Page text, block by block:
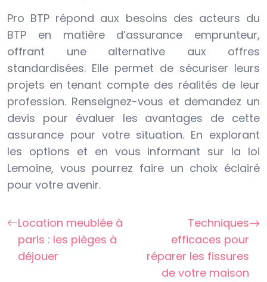
Pro BTP répond aux besoins des acteurs du
BTP en matière d’assurance emprunteur,
offrant une alternative aux offres
standardisées. Elle permet de sécuriser leurs
projets en tenant compte des réalités de leur
profession. Renseignez-vous et demandez un
devis pour évaluer les avantages de cette
assurance pour votre situation. En explorant
les options et en vous informant sur la loi
Lemoine, vous pourrez faire un choix éclairé
pour votre avenir.
Location meublée à
paris : les pièges à
déjouer
Techniques
efficaces pour
réparer les fissures
de votre maison